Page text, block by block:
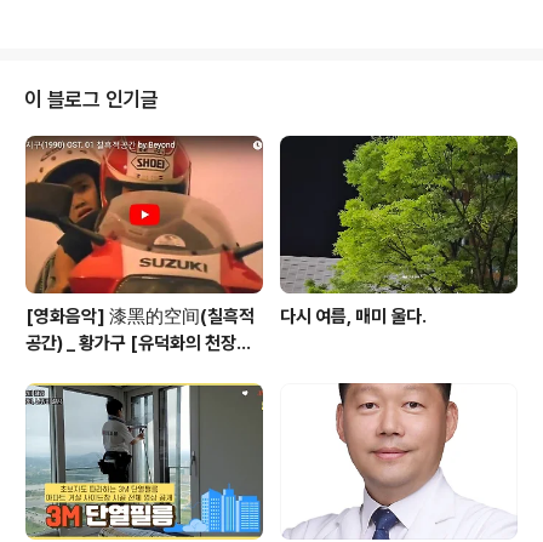
이 블로그 인기글
[영화음악] 漆黑的空间(칠흑적
공간) _ 황가구 [유덕화의 천장지
다시 여름, 매미 울다.